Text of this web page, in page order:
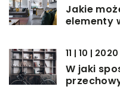
Jakie
elementy
11 | 10 | 2020
W jaki